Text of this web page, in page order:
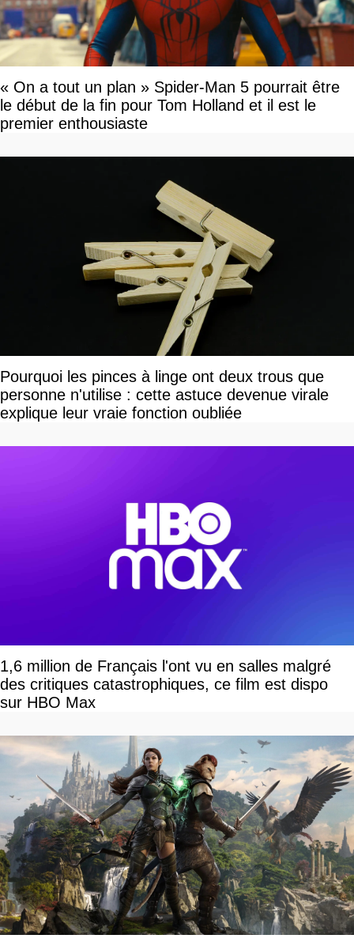
« On a tout un plan » Spider-Man 5 pourrait être
le début de la fin pour Tom Holland et il est le
premier enthousiaste
Pourquoi les pinces à linge ont deux trous que
personne n'utilise : cette astuce devenue virale
explique leur vraie fonction oubliée
1,6 million de Français l'ont vu en salles malgré
des critiques catastrophiques, ce film est dispo
sur HBO Max